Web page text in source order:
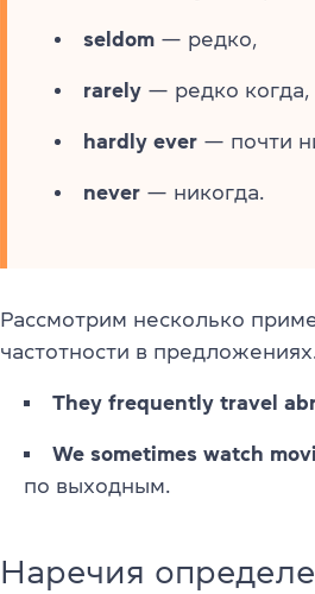
seldom — редко,
rarely — редко когда,
hardly ever — почти
never — никогда.
Рассмотрим несколько
частотности в
They frequently travel
We sometimes watch
по выходным.
Наречия